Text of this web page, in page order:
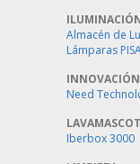
Almacén de
Lámparas
Need
Iberbox 3000